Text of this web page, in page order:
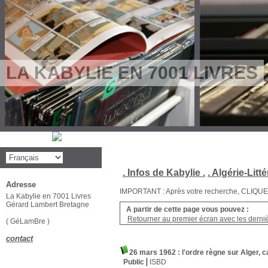
LA KABYLIE EN 7001 LIVRES
. Infos de Kabylie . . Algérie-
IMPORTANT : Après votre recherche,
A partir de cette page vous pouvez :
Retourner au premier écran avec les
26 mars 1962 : l'ordre règne sur Alger,
Public
ISBD
Adresse
La Kabylie en 7001 Livres
Gérard Lambert Bretagne
( GéLamBre )
contact